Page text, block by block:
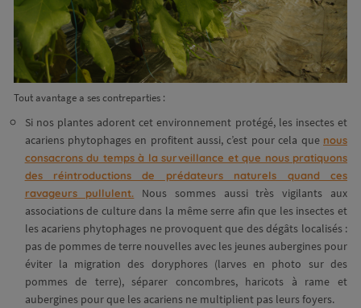
Tout avantage a ses contreparties :
Si nos plantes adorent cet environnement protégé, les insectes et
acariens phytophages en profitent aussi, c’est pour cela que nous
consacrons du temps à la surveillance et que nous pratiquons
des réintroductions de prédateurs naturels quand ces
ravageurs pullulent.
Nous sommes aussi très vigilants aux
associations de culture dans la même serre afin que les insectes et
les acariens phytophages ne provoquent que des dégâts localisés :
pas de pommes de terre nouvelles avec les jeunes aubergines pour
éviter la migration des doryphores (larves en photo sur des
pommes de terre), séparer concombres, haricots à rame et
aubergines pour que les acariens ne multiplient pas leurs foyers.